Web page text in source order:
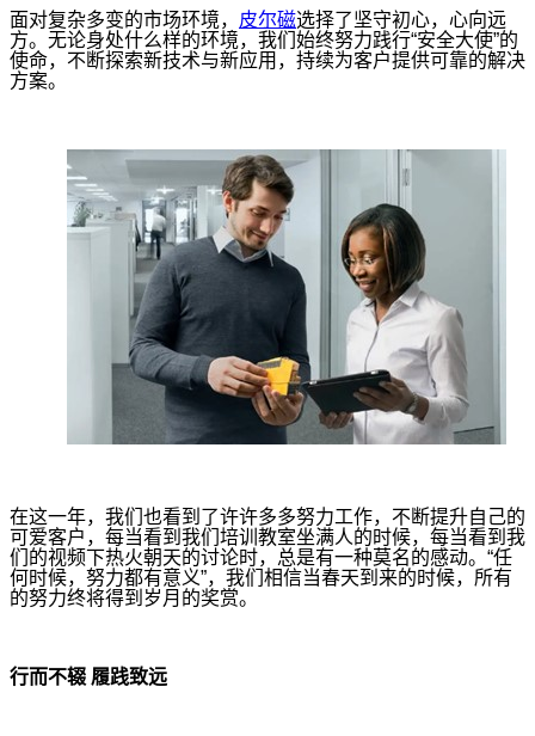
面对复杂多变的市场环境， 皮尔磁选择了坚守初心，心向远
方。无论身处什么样的环境，我们始终努力践行“安全大使”的
使命，不断探索新技术与新应用，持续为客户提供可靠的解决
方案。
在这一年，我们也看到了许许多多努力工作，不断提升自己的
可爱客户，每当看到我们培训教室坐满人的时候，每当看到我
们的视频下热火朝天的讨论时，总是有一种莫名的感动。“任
何时候，努力都有意义”，我们相信当春天到来的时候，所有
的努力终将得到岁月的奖赏。
行而不辍 履践致远